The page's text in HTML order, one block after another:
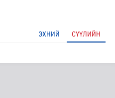
ЭХНИЙ СҮҮЛИЙН